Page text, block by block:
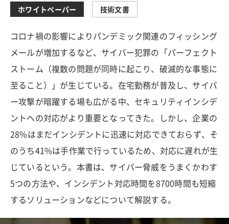
ホワイトペーパー 技術文書
コロナ禍の影響によりパンデミック関連のフィッシング
メールが増加するなど、サイバー犯罪の「パーフェクト
ストーム（複数の問題が同時に起こり、破滅的な事態に
至ること）」が生じている。在宅勤務が普及し、サイバ
ー攻撃が暗躍する場も広がる中、セキュリティインシデ
ントへの対応がより重要となってきた。しかし、企業の
28%はまだインシデントに迅速に対応できておらず、そ
のうち41%は手作業で行っているため、対応に遅れが生
じているという。本書は、サイバー脅威をうまくかわす
5つの方法や、インシデント対応時間を8700時間も短縮
するソリューションなどについて解説する。